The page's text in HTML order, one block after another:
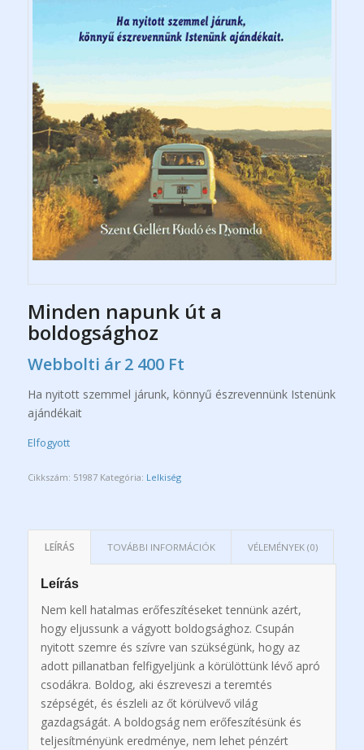
Minden napunk út a
boldogsághoz
Webbolti ár 2 400 Ft
Ha nyitott szemmel járunk, könnyű észrevennünk Istenünk
ajándékait
Elfogyott
Cikkszám: 51987 Kategória: Lelkiség
LEÍRÁS TOVÁBBI INFORMÁCIÓK VÉLEMÉNYEK (0)
Leírás
Nem kell hatalmas erőfeszítéseket tennünk azért,
hogy eljussunk a vágyott boldogsághoz. Csupán
nyitott szemre és szívre van szükségünk, hogy az
adott pillanatban felfigyeljünk a körülöttünk lévő apró
csodákra. Boldog, aki észreveszi a teremtés
szépségét, és észleli az őt körülvevő világ
gazdagságát. A boldogság nem erőfeszítésünk és
teljesítményünk eredménye, nem lehet pénzért